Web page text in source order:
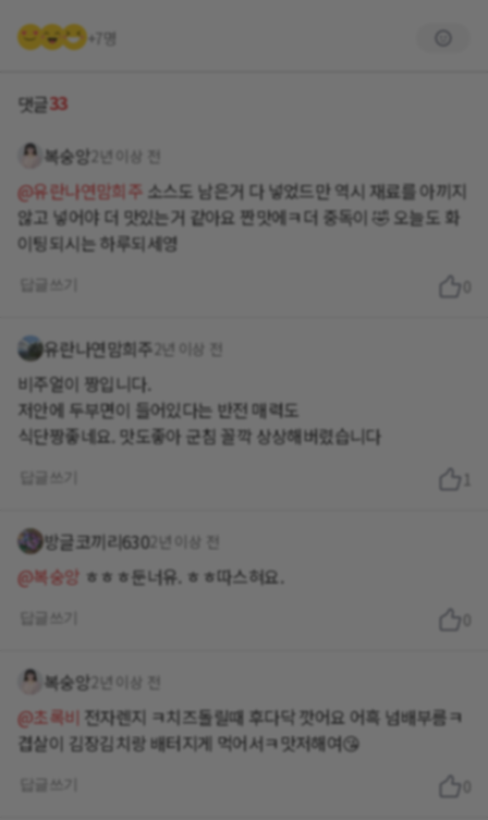
+7명
댓글33
복숭앙2년 이상 전
@유란나연맘희주 소스도 남은거 다 넣었드만 역시 재료를 아끼지
않고 넣어야 더 맛있는거 같아요 짠맛에ㅋ더 중독이 🤣 오늘도 화
이팅되시는 하루되세영
유란나연맘희주2년 이상 전
비주얼이 짱입니다.
저안에 두부면이 들어있다는 반전 매력도
식단짱좋네요. 맛도좋아 군침 꼴깍 상상해버렸습니다
1
방글코끼리6302년 이상 전
@복숭앙 ㅎㅎㅎ둔너유. ㅎㅎ따스혀요.
복숭앙2년 이상 전
@초록비 전자렌지 ㅋ치즈돌릴때 후다닥 깟어요 어흑 넘배부름ㅋ
겹살이 김장김치랑 배터지게 먹어서ㅋ맛저해여😘